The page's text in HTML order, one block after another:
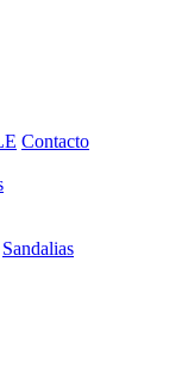
Contacto
Sandalias